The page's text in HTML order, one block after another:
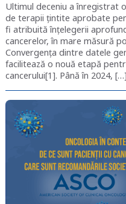
Ultimul deceniu a înregistrat
de terapii țintite aprobate
fi atribuită înțelegerii
cancerelor, în mare măsură
Convergența dintre datele
facilitează o nouă etapă
cancerului[1]. Până în 2024, […]